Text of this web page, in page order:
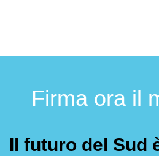
Firma ora il
Il futuro del Sud